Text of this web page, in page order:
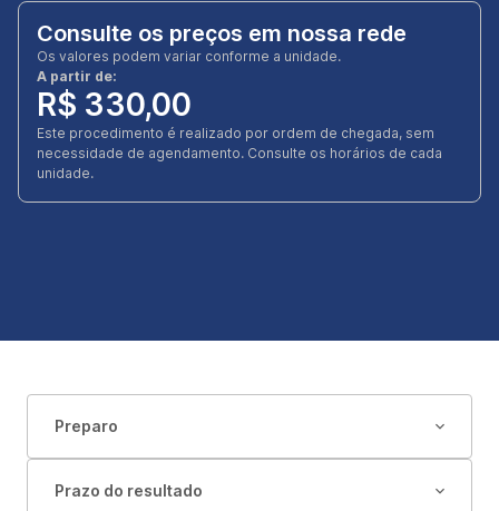
Consulte os preços em nossa rede
Os valores podem variar conforme a unidade.
A partir de:
R$ 330,00
Este procedimento é realizado por ordem de chegada, sem
necessidade de agendamento. Consulte os horários de cada
unidade.
Preparo
Prazo do resultado